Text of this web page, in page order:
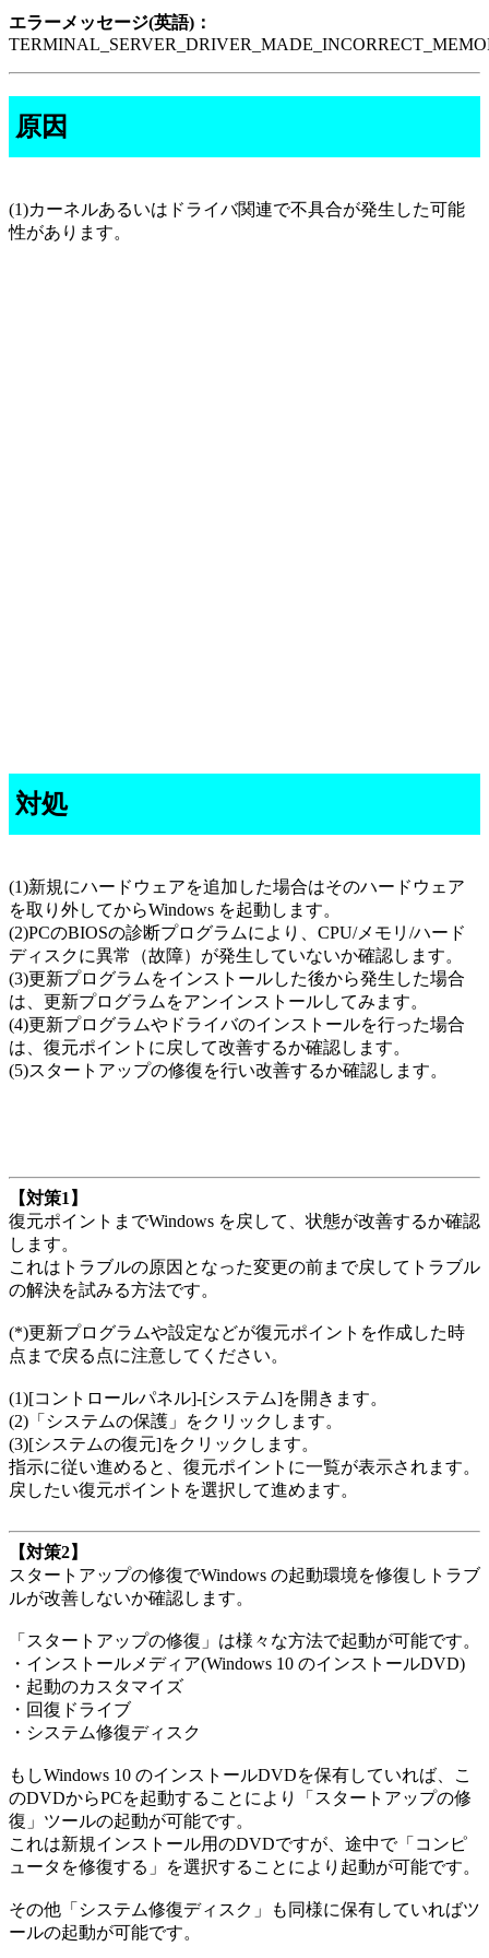
エラーメッセージ(英語)：
原因
(1)カーネルあるいはドライバ関連で不具合が発生した可能
性があります。
対処
(1)新規にハードウェアを追加した場合はそのハードウェア
を取り外してからWindows を起動します。
(2)PCのBIOSの診断プログラムにより、CPU/メモリ/ハード
ディスクに異常（故障）が発生していないか確認します。
(3)更新プログラムをインストールした後から発生した場合
は、更新プログラムをアンインストールしてみます。
(4)更新プログラムやドライバのインストールを行った場合
は、復元ポイントに戻して改善するか確認します。
(5)スタートアップの修復を行い改善するか確認します。
【対策1】
復元ポイントまでWindows を戻して、状態が改善するか確認
します。
これはトラブルの原因となった変更の前まで戻してトラブル
の解決を試みる方法です。
(*)更新プログラムや設定などが復元ポイントを作成した時
点まで戻る点に注意してください。
(1)[コントロールパネル]-[システム]を開きます。
(2)「システムの保護」をクリックします。
(3)[システムの復元]をクリックします。
指示に従い進めると、復元ポイントに一覧が表示されます。
戻したい復元ポイントを選択して進めます。
【対策2】
スタートアップの修復でWindows の起動環境を修復しトラブ
ルが改善しないか確認します。
「スタートアップの修復」は様々な方法で起動が可能です。
・インストールメディア(Windows 10 のインストールDVD)
・起動のカスタマイズ
・回復ドライブ
・システム修復ディスク
もしWindows 10 のインストールDVDを保有していれば、こ
のDVDからPCを起動することにより「スタートアップの修
復」ツールの起動が可能です。
これは新規インストール用のDVDですが、途中で「コンピ
ュータを修復する」を選択することにより起動が可能です。
その他「システム修復ディスク」も同様に保有していればツ
ールの起動が可能です。